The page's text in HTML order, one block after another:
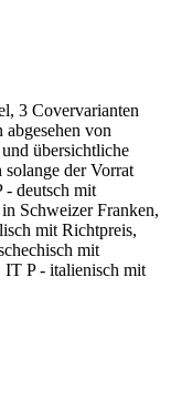
3 Covervarianten
von
übersichtliche
der Vorrat
- deutsch mit
Schweizer Franken,
mit Richtpreis,
mit
P - italienisch mit